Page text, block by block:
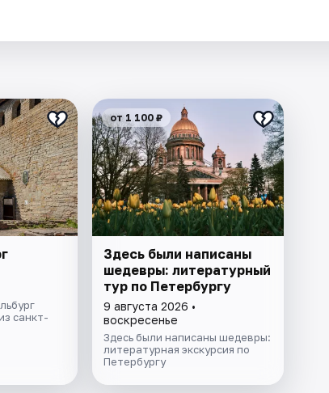
санкт-
от 1 100 ₽
Здесь были написаны
шедевры: литературный
тур по Петербургу
9 августа 2026 •
воскресенье
Здесь были написаны шедевры:
литературная экскурсия по
Петербургу